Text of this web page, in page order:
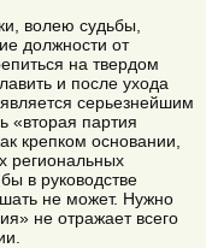
волею судьбы,
должности от
на твердом
и после ухода
серьезнейшим
«вторая партия
крепком основании,
региональных
в руководстве
не может. Нужно
не отражает всего